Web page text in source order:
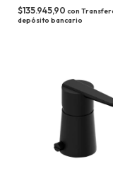
$135.945,90 con
depósito bancario